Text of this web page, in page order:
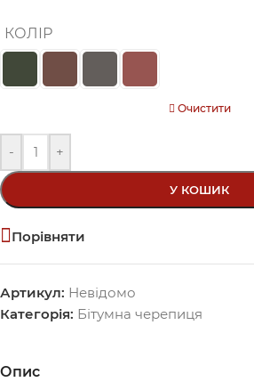
КОЛІР
Очистити
- +
У КОШИК
Порівняти
Артикул: Невідомо
Категорія: Бітумна черепиця
Опис